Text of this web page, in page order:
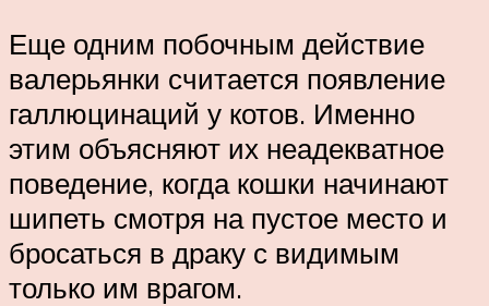
Еще одним побочным действие
валерьянки считается появление
галлюцинаций у котов. Именно
этим объясняют их неадекватное
поведение, когда кошки начинают
шипеть смотря на пустое место и
бросаться в драку с видимым
только им врагом.